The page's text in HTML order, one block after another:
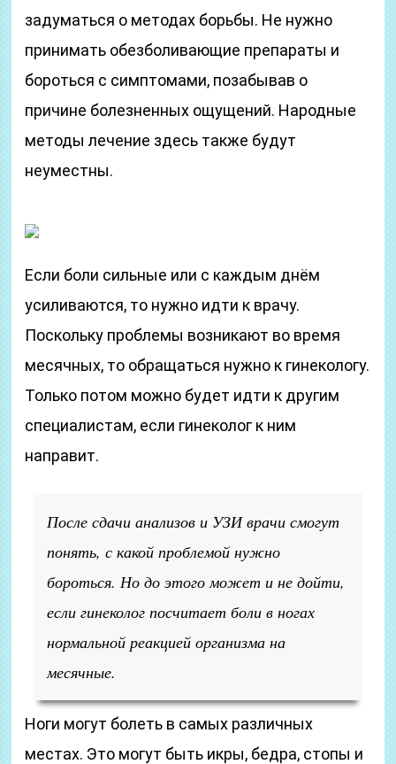
задуматься о методах борьбы. Не нужно
принимать обезболивающие препараты и
бороться с симптомами, позабывав о
причине болезненных ощущений. Народные
методы лечение здесь также будут
неуместны.
Если боли сильные или с каждым днём
усиливаются, то нужно идти к врачу.
Поскольку проблемы возникают во время
месячных, то обращаться нужно к гинекологу.
Только потом можно будет идти к другим
специалистам, если гинеколог к ним
направит.
После сдачи анализов и УЗИ врачи смогут
понять, с какой проблемой нужно
бороться. Но до этого может и не дойти,
если гинеколог посчитает боли в ногах
нормальной реакцией организма на
месячные.
Ноги могут болеть в самых различных
местах. Это могут быть икры, бедра, стопы и